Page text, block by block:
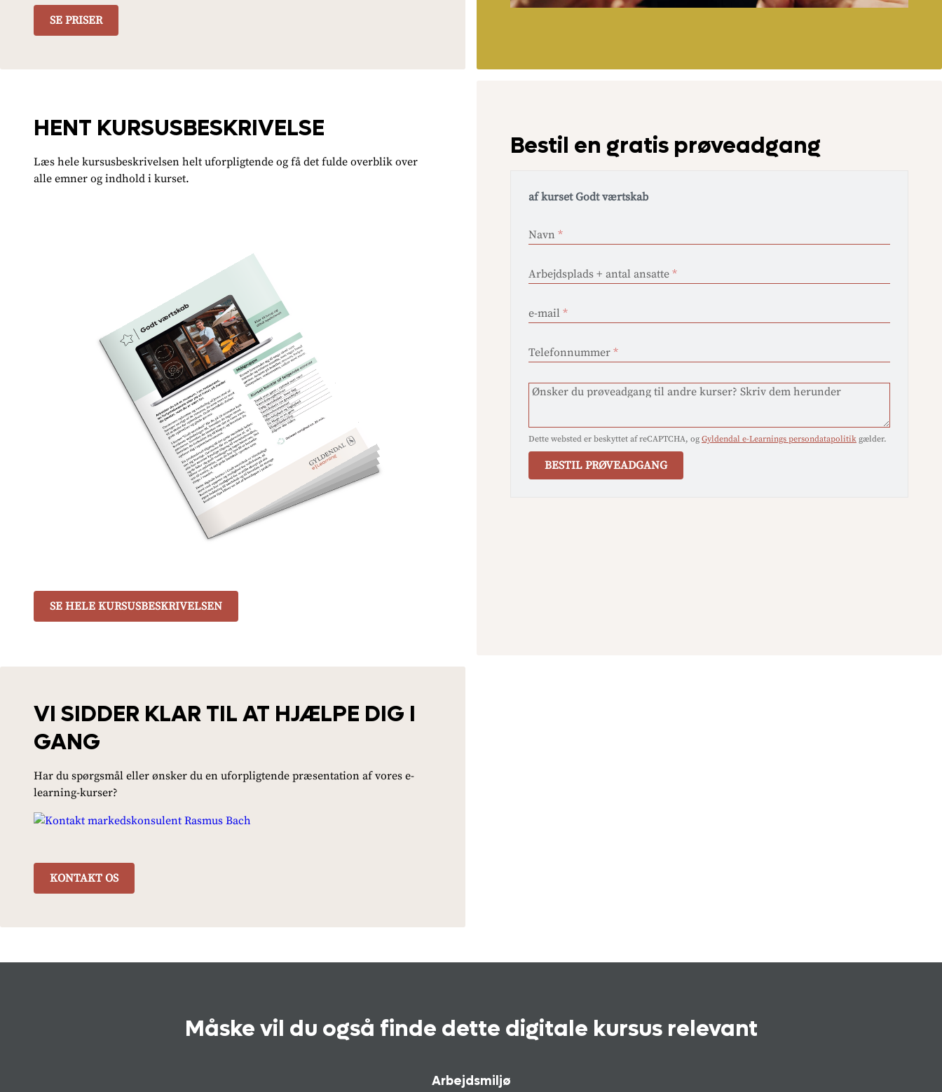
SE PRISER
HENT KURSUSBESKRIVELSE
Læs hele kursusbeskrivelsen helt uforpligtende og få det fulde overblik over
alle emner og indhold i kurset.
SE HELE KURSUSBESKRIVELSEN
Bestil en gratis prøveadgang
af kurset Godt værtskab
Navn *
Arbejdsplads + antal ansatte *
e-mail *
Telefonnummer *
Ønsker du prøveadgang til andre kurser? Skriv dem herunder
Dette websted er beskyttet af reCAPTCHA, og Gyldendal e-Learnings persondatapolitik gælder.
BESTIL PRØVEADGANG
VI SIDDER KLAR TIL AT HJÆLPE DIG I
GANG
Har du spørgsmål eller ønsker du en uforpligtende præsentation af vores e-
learning-kurser?
KONTAKT OS
Måske vil du også finde dette digitale kursus relevant
Arbejdsmiljø